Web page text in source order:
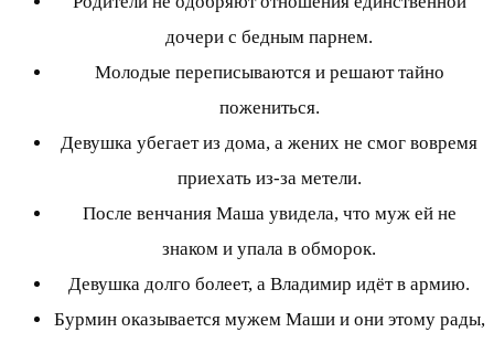
дочери с бедным парнем.
Молодые переписываются и решают тайно
пожениться.
Девушка убегает из дома, а жених не смог вовремя
приехать из-за метели.
После венчания Маша увидела, что муж ей не
знаком и упала в обморок.
Девушка долго болеет, а Владимир идёт в армию.
Бурмин оказывается мужем Маши и они этому рады,